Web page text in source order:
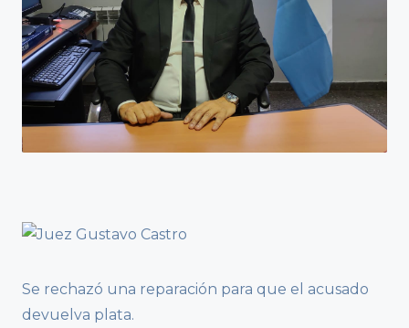
Se rechazó una reparación para que el acusado
devuelva plata.